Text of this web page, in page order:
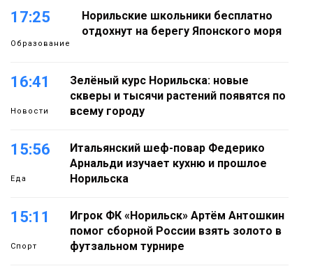
17:25
Образование
Норильские школьники бесплатно
отдохнут на берегу Японского моря
16:41
Новости
Зелёный курс Норильска: новые
скверы и тысячи растений появятся по
всему городу
15:56
Еда
Итальянский шеф-повар Федерико
Арнальди изучает кухню и прошлое
Норильска
15:11
Спорт
Игрок ФК «Норильск» Артём Антошкин
помог сборной России взять золото в
футзальном турнире